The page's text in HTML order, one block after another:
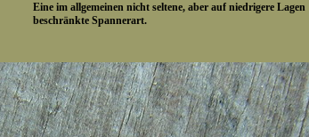
Eine im allgemeinen nicht seltene, aber auf niedrigere Lagen
beschränkte Spannerart.